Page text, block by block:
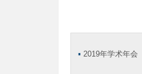
▪ 2019年学术年会